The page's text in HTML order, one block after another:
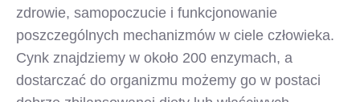
zdrowie, samopoczucie i funkcjonowanie
poszczególnych mechanizmów w ciele człowieka.
Cynk znajdziemy w około 200 enzymach, a
dostarczać do organizmu możemy go w postaci